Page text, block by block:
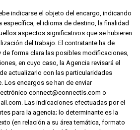
indicarse el objeto del encargo, indicando
específica, el idioma de destino, la finalidad
aspectos significativos que se hubieren
del trabajo. El contratante ha de
de forma clara las posibles modificaciones,
en cuyo caso, la Agencia revisará el
actualizarlo con las particularidades
Los encargos se han de enviar
connect@connectls.com o
Las indicaciones efectuadas por el
para la agencia; lo determinante es la
(en relación a su área temática, formato